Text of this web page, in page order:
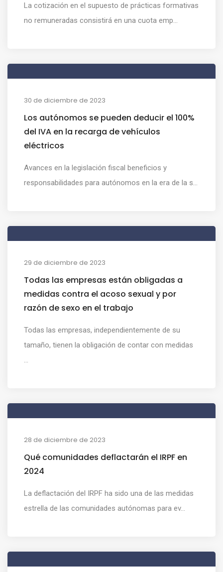
La cotización en el supuesto de prácticas formativas
no remuneradas consistirá en una cuota emp...
30 de diciembre de 2023
Los autónomos se pueden deducir el 100%
del IVA en la recarga de vehículos
eléctricos
Avances en la legislación fiscal beneficios y
responsabilidades para autónomos en la era de la s...
29 de diciembre de 2023
Todas las empresas están obligadas a
medidas contra el acoso sexual y por
razón de sexo en el trabajo
Todas las empresas, independientemente de su
tamaño, tienen la obligación de contar con medidas
...
28 de diciembre de 2023
Qué comunidades deflactarán el IRPF en
2024
La deflactación del IRPF ha sido una de las medidas
estrella de las comunidades autónomas para ev...